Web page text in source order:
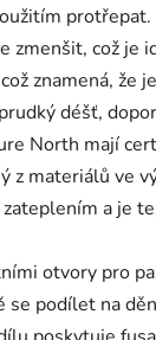
zmenšit, což je
znamená,
déšť,
North mají
z materiálů ve
a je
otvory pro
podílet na